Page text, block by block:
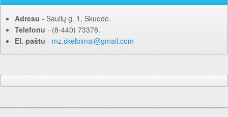
Adresu ‐ Šaulių g. 1, Skuode.
Telefonu ‐ (8-440) 73378.
El. paštu ‐ mz.skelbimai@gmail.com